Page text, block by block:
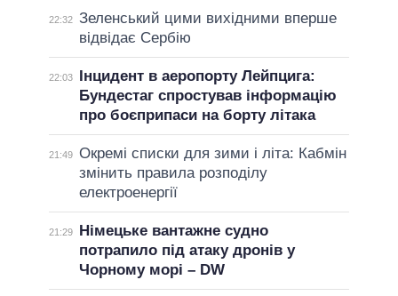
22:32 Зеленський цими вихідними вперше
відвідає Сербію
22:03
Інцидент в аеропорту Лейпцига:
Бундестаг спростував інформацію
про боєприпаси на борту літака
21:49 Окремі списки для зими і літа: Кабмін
змінить правила розподілу
електроенергії
21:29
Німецьке вантажне судно
потрапило під атаку дронів у
Чорному морі – DW